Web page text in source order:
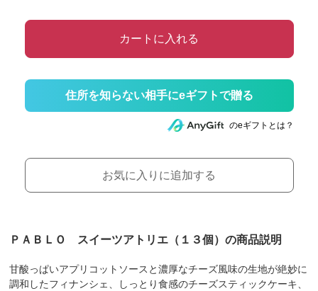
カートに入れる
住所を知らない相手にeギフトで贈る
のeギフトとは？
お気に入りに追加する
ＰＡＢＬＯ スイーツアトリエ（１３個）の商品説明
甘酸っぱいアプリコットソースと濃厚なチーズ風味の生地が絶妙に
調和したフィナンシェ、しっとり食感のチーズスティックケーキ、